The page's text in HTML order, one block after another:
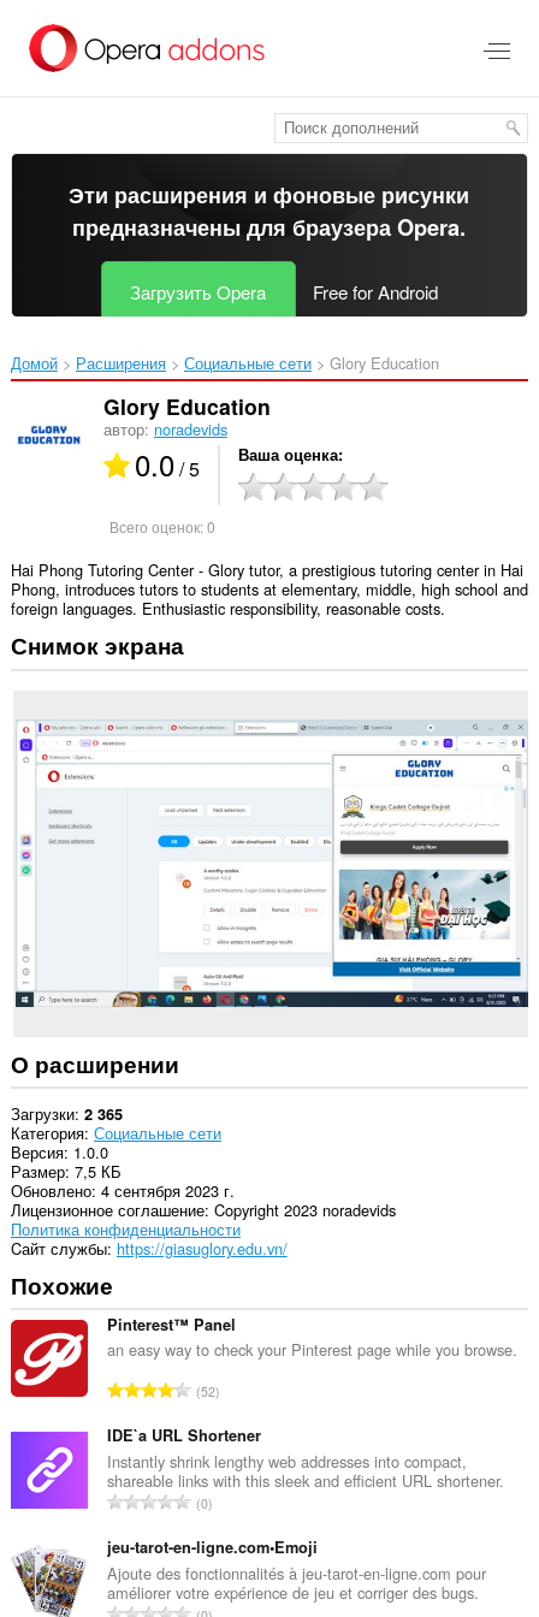
перейти
Эти расширения и фоновые рисунки
предназначены длябраузера Opera.
Загрузить Opera Free for Android
Домой Расширения Социальные сети Glory Education‎
Glory Education
автор: noradevids
0.0/ 5 Ваша оценка
Всего оценок:0
Hai Phong Tutoring Center - Glory tutor, a prestigious tutoring center in Hai
Phong, introduces tutors to students at elementary, middle, high school and
foreign languages. Enthusiastic responsibility, reasonable costs.
Снимок экрана
О расширении
Загрузки 2 365
Категория Социальные сети
Версия 1.0.0
Размер 7,5 КБ
Обновлено 4 сентября 2023 г.
Лицензионное соглашение Copyright 2023 noradevids
Политика конфиденциальности
Cайт службы https://giasuglory.edu.vn/
Похожие
Pinterest™ Panel
an easy way to check your Pinterest page while you browse.
В
е
г
о
о
е
н
о
52
IDE`a URL Shortener
Instantly shrink lengthy web addresses into compact,
shareable links with this sleek and efficient URL shortener.
В
е
г
о
0
jeu-tarot-en-ligne.com•Emoji
Ajoute des fonctionnalités à jeu-tarot-en-ligne.com pour
améliorer votre expérience de jeu et corriger des bugs.